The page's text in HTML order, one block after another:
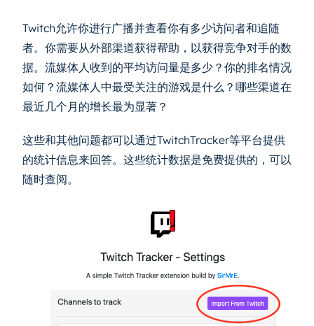
Twitch允许你进行广播并查看你有多少访问者和追随
者。你需要从外部渠道获得帮助，以获得竞争对手的数
据。流媒体人收到的平均访问量是多少？你的排名情况
如何？流媒体人中最受关注的游戏是什么？哪些渠道在
最近几个月的增长最为显著？
这些和其他问题都可以通过TwitchTracker等平台提供
的统计信息来回答。这些统计数据是免费提供的，可以
随时查阅。